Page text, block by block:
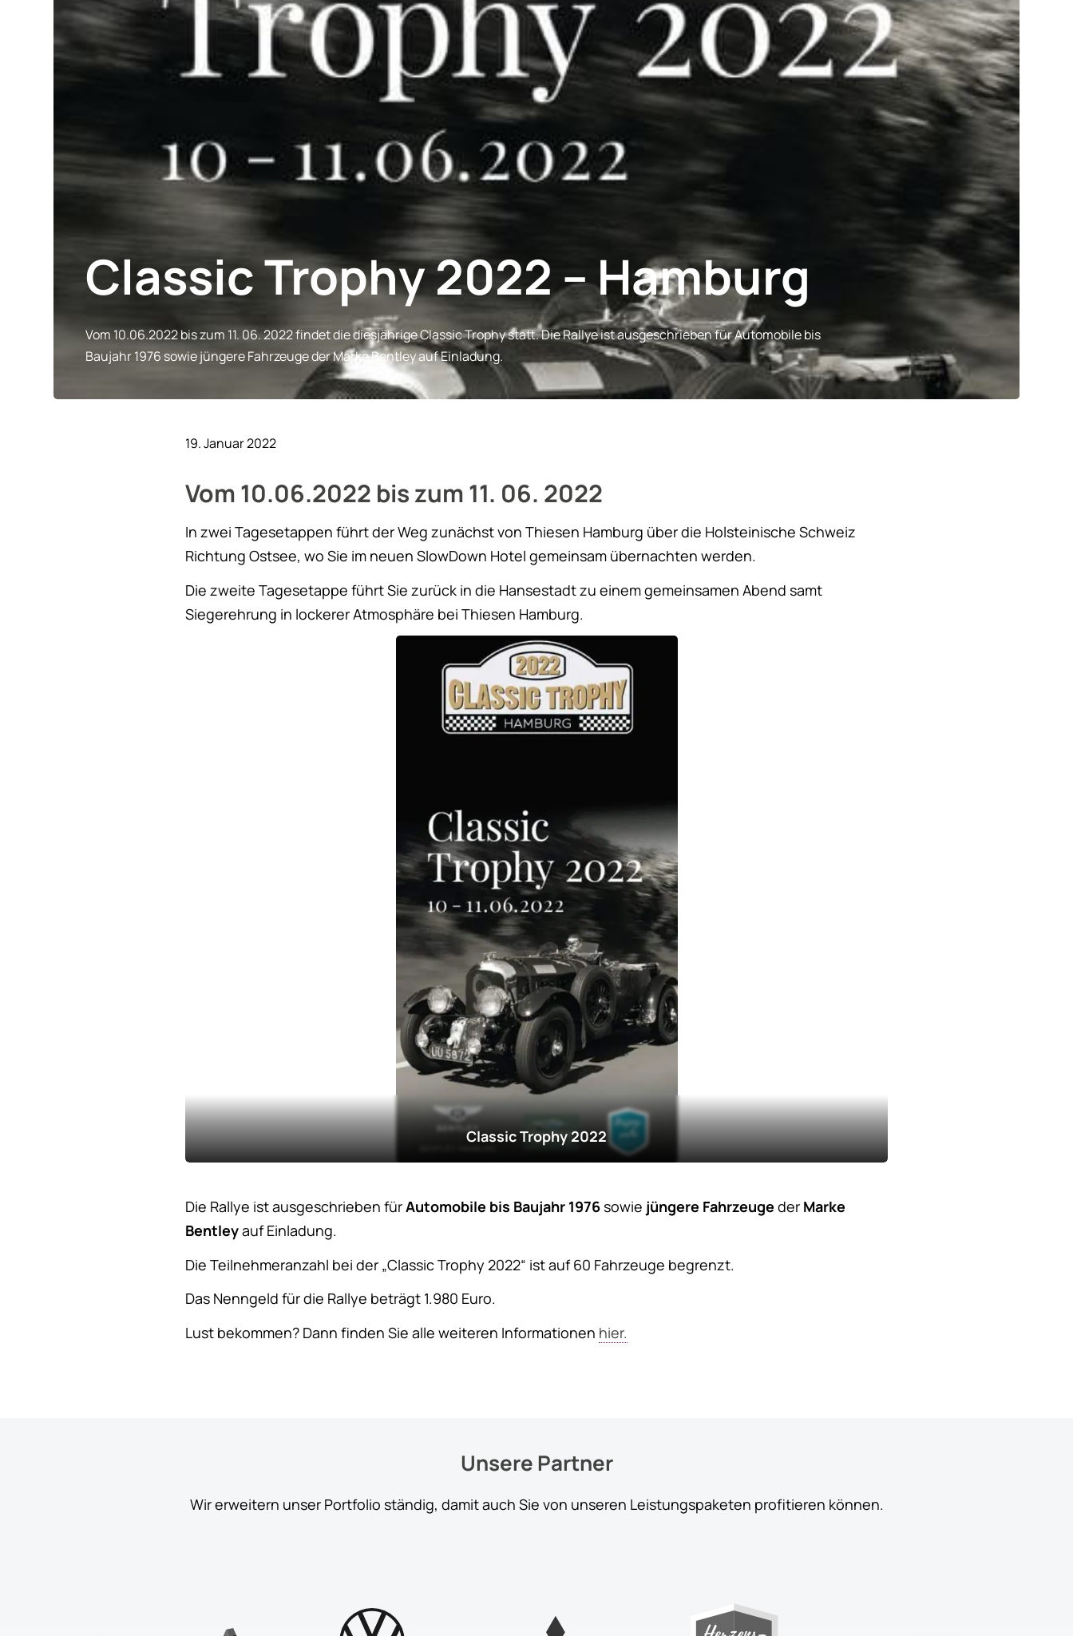
Classic Trophy 2022 – Hamburg
Vom 10.06.2022 bis zum 11. 06. 2022 findet die diesjährige Classic Trophy statt. Die Rallye ist ausgeschrieben für Automobile bis
Baujahr 1976 sowie jüngere Fahrzeuge der Marke Bentley auf Einladung.
19. Januar 2022
Vom 10.06.2022 bis zum 11. 06. 2022
In zwei Tagesetappen führt der Weg zunächst von Thiesen Hamburg über die Holsteinische Schweiz
Richtung Ostsee, wo Sie im neuen SlowDown Hotel gemeinsam übernachten werden.
Die zweite Tagesetappe führt Sie zurück in die Hansestadt zu einem gemeinsamen Abend samt
Siegerehrung in lockerer Atmosphäre bei Thiesen Hamburg.
Classic Trophy 2022
Die Rallye ist ausgeschrieben fürAutomobile bis Baujahr 1976sowie jüngere Fahrzeuge der Marke
Bentleyauf Einladung.
Die Teilnehmeranzahl bei der „Classic Trophy 2022“ ist auf 60 Fahrzeuge begrenzt.
Das Nenngeld für die Rallye beträgt 1.980 Euro.
Lust bekommen? Dann finden Sie alle weiteren Informationen hier.
Unsere Partner
Wir erweitern unser Portfolio ständig, damit auch Sie von unseren Leistungspaketen profitieren können.